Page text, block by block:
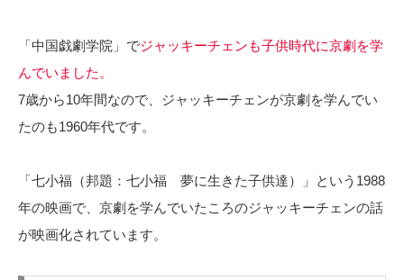
「中国戯劇学院」でジャッキーチェンも子供時代に京劇を学
んでいました。
7歳から10年間なので、ジャッキーチェンが京劇を学んでい
たのも1960年代です。
「七小福（邦題：七小福 夢に生きた子供達）」という1988
年の映画で、京劇を学んでいたころのジャッキーチェンの話
が映画化されています。